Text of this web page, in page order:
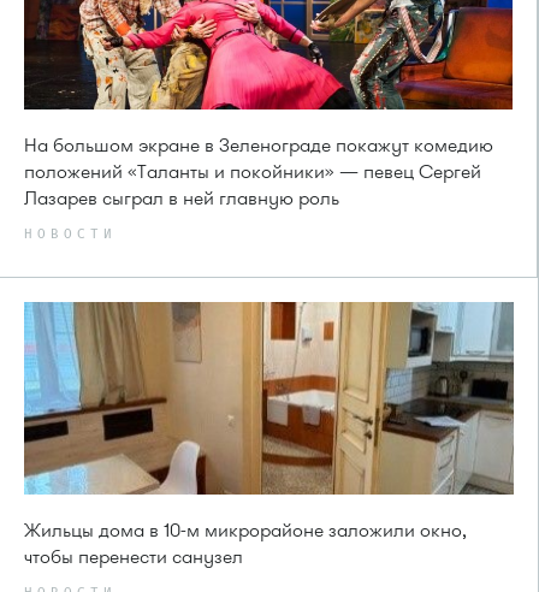
На большом экране в Зеленограде покажут комедию
положений «Таланты и покойники» — певец Сергей
Лазарев сыграл в ней главную роль
НОВОСТИ
Жильцы дома в 10-м микрорайоне заложили окно,
чтобы перенести санузел